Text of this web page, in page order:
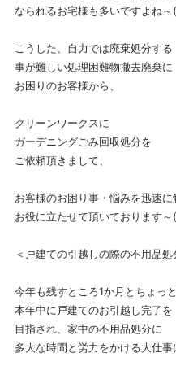
なられるお宅様も多いですよね
こうした、自力では廃棄処分する
事が難しい処理困難物撤去廃棄に
お困りのお客様から、
クリーンワークスに
ガーデニングごみ回収処分を
ご依頼頂きまして、
お客様のお困り事・悩みを迅速
お役に立たせて頂いております
＜戸建ての引越しの際の不用品
今年も残すところ1か月とちょっ
本年中に戸建てのお引越し完了を
目指され、家中の不用品処分に
多大な時間と労力をかける大仕事